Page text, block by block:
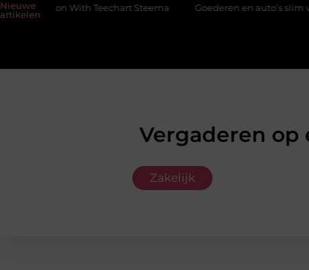
Nieuwe
artikelen
Steema Goederen en auto’s slim verplaatsen met
Vergaderen op
Zakelijk